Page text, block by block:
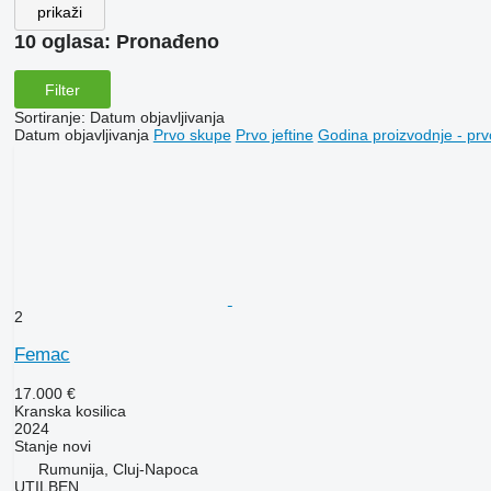
prikaži
10 oglasa: Pronađeno
Filter
Sortiranje: Datum objavljivanja
Datum objavljivanja Prvo skupe Prvo jeftine Godina proizvodnje -
2
Femac
17.000 €
Kranska kosilica
2024
Stanjenovi
Rumunija, Cluj-Napoca
UTILBEN